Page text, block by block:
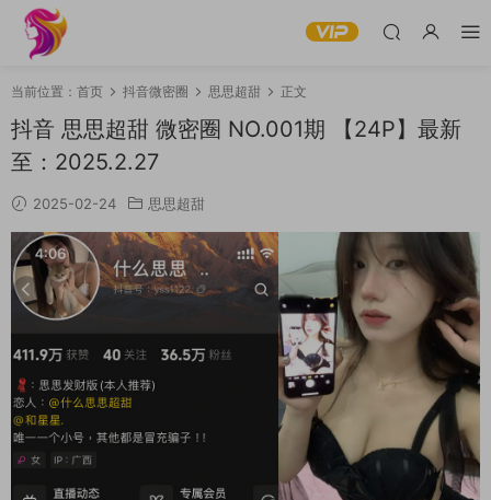
当前位置： 首页 抖音微密圈 思思超甜 正文
抖音 思思超甜 微密圈 NO.001期 【24P】最新
至：2025.2.27
2025-02-24 思思超甜